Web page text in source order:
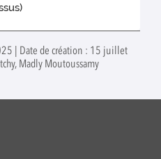
| Date de création : 15 juillet
Madly Moutoussamy